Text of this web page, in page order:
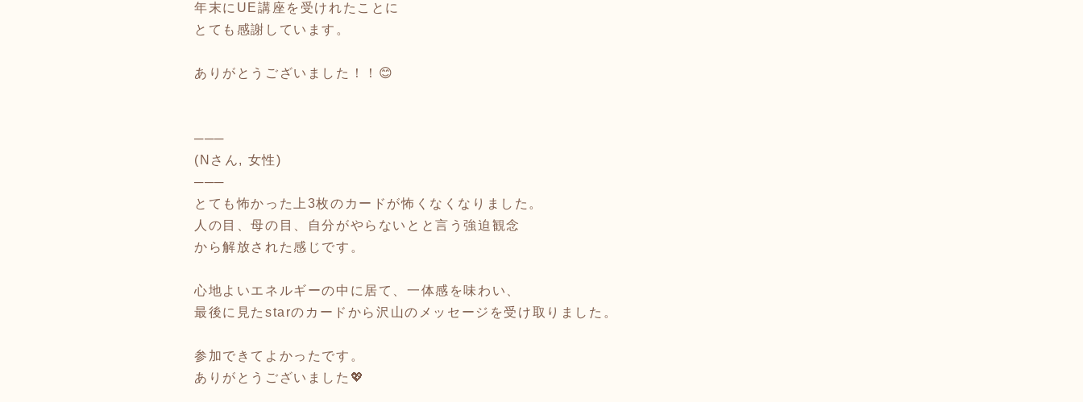
年末にUE講座を受けれたことに
とても感謝しています。
ありがとうございました！！😊
───
(Nさん, 女性)
───
とても怖かった上3枚のカードが怖くなくなりました。
人の目、母の目、自分がやらないとと言う強迫観念
から解放された感じです。
心地よいエネルギーの中に居て、一体感を味わい、
最後に見たstarのカードから沢山のメッセージを受け取りました。
参加できてよかったです。
ありがとうございました💖